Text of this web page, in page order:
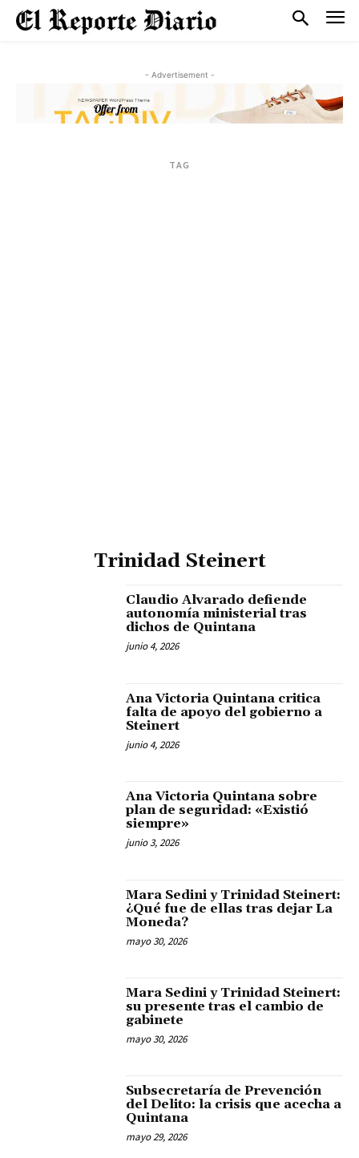
- Advertisement -
TAG
Trinidad Steinert
Claudio Alvarado defiende
autonomía ministerial tras
dichos de Quintana
junio 4, 2026
Ana Victoria Quintana critica
falta de apoyo del gobierno a
Steinert
junio 4, 2026
Ana Victoria Quintana sobre
plan de seguridad: «Existió
siempre»
junio 3, 2026
Mara Sedini y Trinidad Steinert:
¿Qué fue de ellas tras dejar La
Moneda?
mayo 30, 2026
Mara Sedini y Trinidad Steinert:
su presente tras el cambio de
gabinete
mayo 30, 2026
Subsecretaría de Prevención
del Delito: la crisis que acecha a
Quintana
mayo 29, 2026